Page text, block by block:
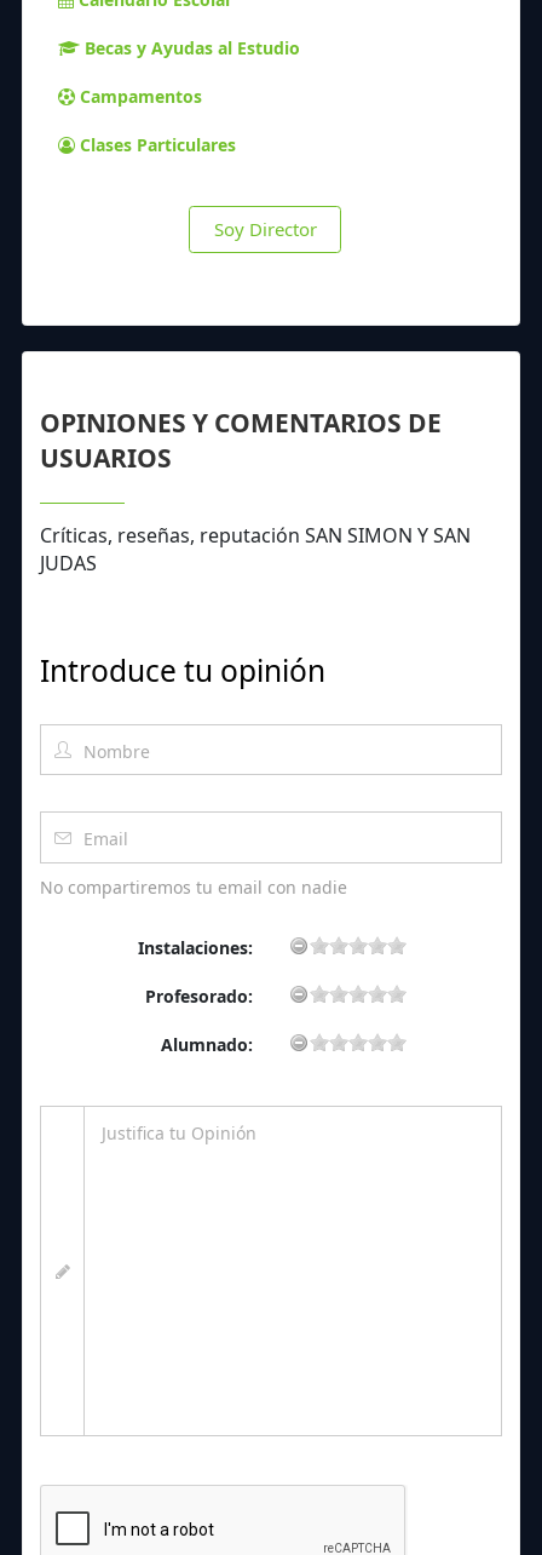
Becas y Ayudas al Estudio
Campamentos
Clases Particulares
Soy Director
OPINIONES Y COMENTARIOS DE
USUARIOS
Críticas, reseñas, reputación SAN SIMON Y SAN
JUDAS
Introduce tu opinión
No compartiremos tu email con nadie
Instalaciones:
Profesorado:
Alumnado: